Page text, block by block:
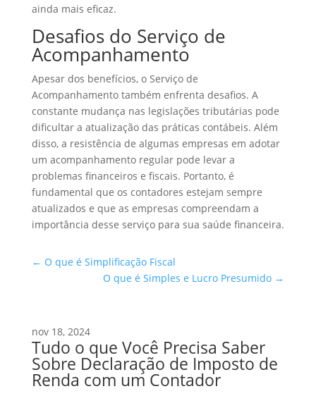
ainda mais eficaz.
Desafios do Serviço de
Acompanhamento
Apesar dos benefícios, o Serviço de
Acompanhamento também enfrenta desafios. A
constante mudança nas legislações tributárias pode
dificultar a atualização das práticas contábeis. Além
disso, a resistência de algumas empresas em adotar
um acompanhamento regular pode levar a
problemas financeiros e fiscais. Portanto, é
fundamental que os contadores estejam sempre
atualizados e que as empresas compreendam a
importância desse serviço para sua saúde financeira.
← O que é Simplificação Fiscal
O que é Simples e Lucro Presumido →
nov 18, 2024
Tudo o que Você Precisa Saber
Sobre Declaração de Imposto de
Renda com um Contador